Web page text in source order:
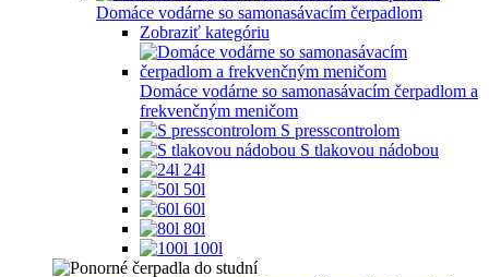
Domáce vodárne so samonasávacím čerpadlom
Zobraziť kategóriu
Domáce vodárne so samonasávacím čerpadlom a
frekvenčným meničom
S presscontrolom
S tlakovou nádobou
24l
50l
60l
80l
100l